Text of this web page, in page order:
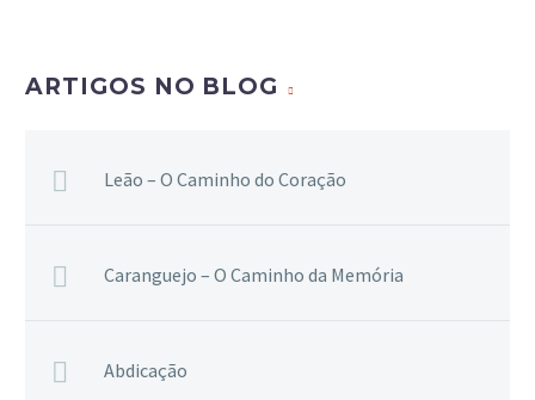
ARTIGOS NO BLOG
Leão – O Caminho do Coração
Caranguejo – O Caminho da Memória
Abdicação